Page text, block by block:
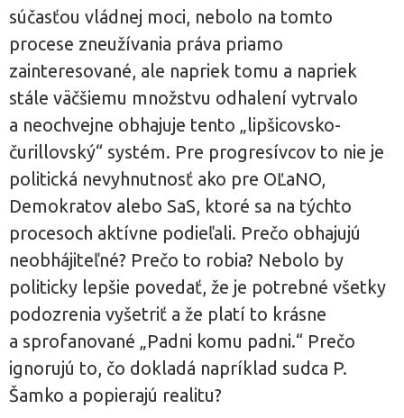
súčasťou vládnej moci, nebolo na tomto
procese zneužívania práva priamo
zainteresované, ale napriek tomu a napriek
stále väčšiemu množstvu odhalení vytrvalo
a neochvejne obhajuje tento „lipšicovsko-
čurillovský“ systém. Pre progresívcov to nie je
politická nevyhnutnosť ako pre OĽaNO,
Demokratov alebo SaS, ktoré sa na týchto
procesoch aktívne podieľali. Prečo obhajujú
neobhájiteľné? Prečo to robia? Nebolo by
politicky lepšie povedať, že je potrebné všetky
podozrenia vyšetriť a že platí to krásne
a sprofanované „Padni komu padni.“ Prečo
ignorujú to, čo dokladá napríklad sudca P.
Šamko a popierajú realitu?